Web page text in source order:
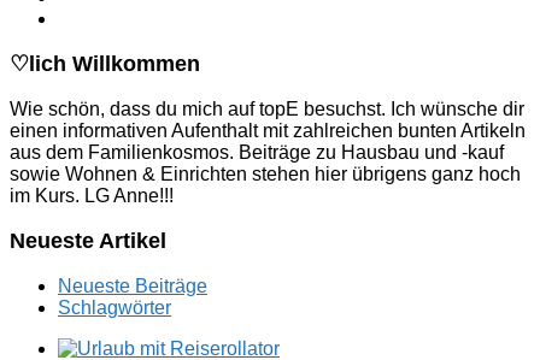
♡lich Willkommen
Wie schön, dass du mich auf topE besuchst. Ich wünsche dir
einen informativen Aufenthalt mit zahlreichen bunten Artikeln
aus dem Familienkosmos. Beiträge zu Hausbau und -kauf
sowie Wohnen & Einrichten stehen hier übrigens ganz hoch
im Kurs. LG Anne!!!
Neueste Artikel
Neueste Beiträge
Schlagwörter